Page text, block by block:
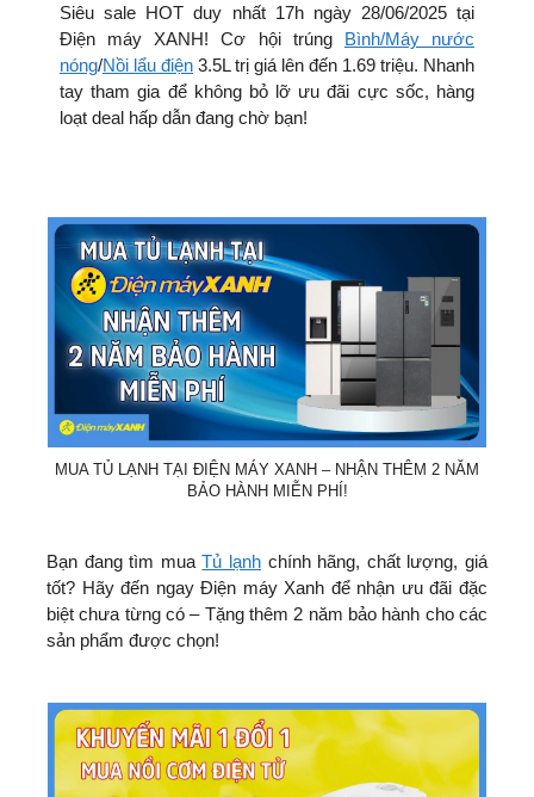
Siêu sale HOT duy nhất 17h ngày 28/06/2025 tại
Điện máy XANH! Cơ hội trúng Bình/Máy nước
nóng/Nồi lẩu điện 3.5L trị giá lên đến 1.69 triệu. Nhanh
tay tham gia để không bỏ lỡ ưu đãi cực sốc, hàng
loạt deal hấp dẫn đang chờ bạn!
MUA TỦ LẠNH TẠI ĐIỆN MÁY XANH – NHẬN THÊM 2 NĂM
BẢO HÀNH MIỄN PHÍ!
Bạn đang tìm muaTủ lạnh chính hãng, chất lượng, giá
tốt? Hãy đến ngay Điện máy Xanh để nhận ưu đãi đặc
biệt chưa từng có – Tặng thêm 2 năm bảo hành cho các
sản phẩm được chọn!